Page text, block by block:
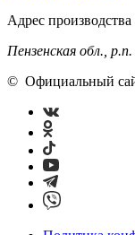
Адрес производства
Пензенская обл.,
© Официальный